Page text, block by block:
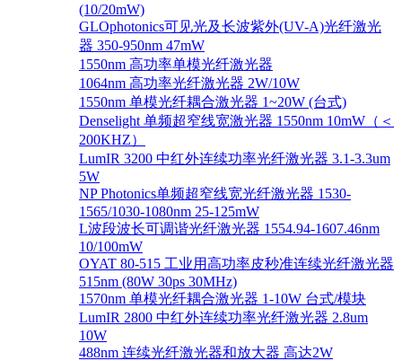
(10/20mW)
GLOphotonics可见光及长波紫外(UV-A)光纤激光
器 350-950nm 47mW
1550nm 高功率单模光纤激光器
1064nm 高功率光纤激光器 2W/10W
1550nm 单模光纤耦合激光器 1~20W (台式)
Denselight 单频超窄线宽激光器 1550nm 10mW（＜
200KHZ）
LumIR 3200 中红外连续功率光纤激光器 3.1-3.3um
5W
NP Photonics单频超窄线宽光纤激光器 1530-
1565/1030-1080nm 25-125mW
L波段波长可调谐光纤激光器 1554.94-1607.46nm
10/100mW
OYAT 80-515 工业用高功率皮秒准连续光纤激光器
515nm (80W 30ps 30MHz)
1570nm 单模光纤耦合激光器 1-10W 台式/模块
LumIR 2800 中红外连续功率光纤激光器 2.8um
10W
488nm 连续光纤激光器和放大器 高达2W